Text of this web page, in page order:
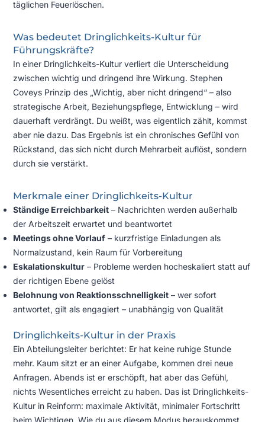
täglichen Feuerlöschen.
Was bedeutet Dringlichkeits-Kultur für
Führungskräfte?
In einer Dringlichkeits-Kultur verliert die Unterscheidung
zwischen wichtig und dringend ihre Wirkung. Stephen
Coveys Prinzip des „Wichtig, aber nicht dringend“ – also
strategische Arbeit, Beziehungspflege, Entwicklung – wird
dauerhaft verdrängt. Du weißt, was eigentlich zählt, kommst
aber nie dazu. Das Ergebnis ist ein chronisches Gefühl von
Rückstand, das sich nicht durch Mehrarbeit auflöst, sondern
durch sie verstärkt.
Merkmale einer Dringlichkeits-Kultur
Ständige Erreichbarkeit– Nachrichten werden außerhalb
der Arbeitszeit erwartet und beantwortet
Meetings ohne Vorlauf– kurzfristige Einladungen als
Normalzustand, kein Raum für Vorbereitung
Eskalationskultur– Probleme werden hocheskaliert statt auf
der richtigen Ebene gelöst
Belohnung von Reaktionsschnelligkeit– wer sofort
antwortet, gilt als engagiert – unabhängig von Qualität
Dringlichkeits-Kultur in der Praxis
Ein Abteilungsleiter berichtet: Er hat keine ruhige Stunde
mehr. Kaum sitzt er an einer Aufgabe, kommen drei neue
Anfragen. Abends ist er erschöpft, hat aber das Gefühl,
nichts Wesentliches erreicht zu haben. Das ist Dringlichkeits-
Kultur in Reinform: maximale Aktivität, minimaler Fortschritt
beim Wichtigen. Wie du aus diesem Modus herauskommst,